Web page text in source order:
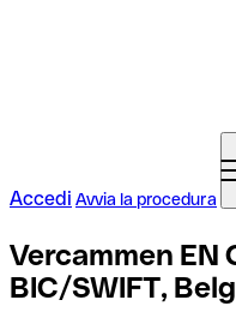
Accedi Avvia la procedura
Vercammen EN
BIC/SWIFT,